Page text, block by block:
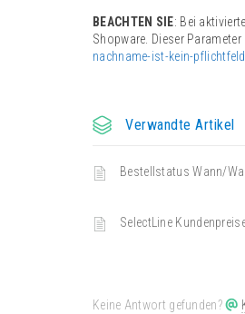
BEACHTEN SIE: Bei
Shopware. Dieser
nachname-ist-kein-
Verwandte Artikel
Bestellstatus Wann/
SelectLine
Keine Antwort gefunden?